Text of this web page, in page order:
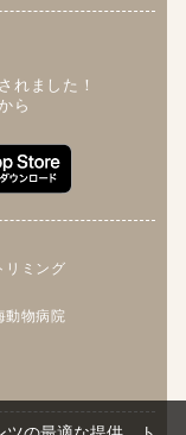
れました！
ら
リミング
動物病院